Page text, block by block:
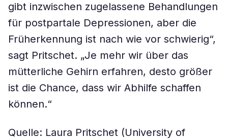
gibt inzwischen zugelassene Behandlungen
für postpartale Depressionen, aber die
Früherkennung ist nach wie vor schwierig“,
sagt Pritschet. „Je mehr wir über das
mütterliche Gehirn erfahren, desto größer
ist die Chance, dass wir Abhilfe schaffen
können.“
Quelle: Laura Pritschet (University of